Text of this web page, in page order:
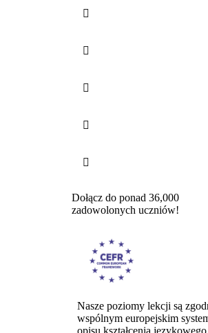





Dołącz do ponad 36,000
zadowolonych uczniów!
Nasze poziomy lekcji są
wspólnym europejskim